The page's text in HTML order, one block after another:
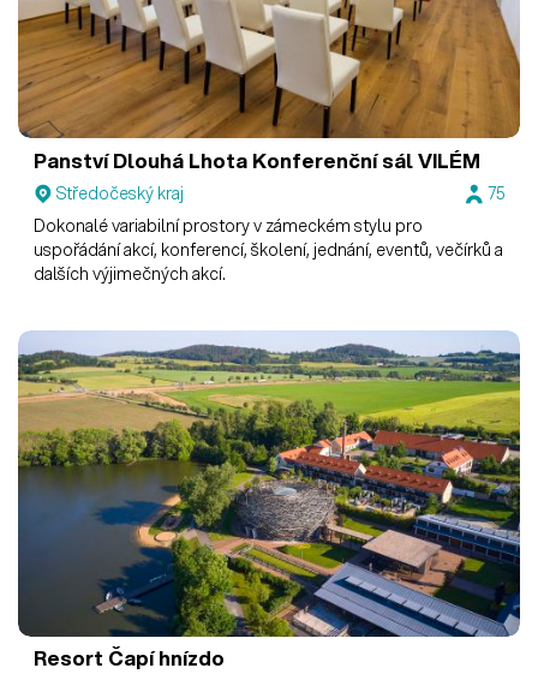
Panství Dlouhá Lhota Konferenční sál VILÉM
Středočeský kraj
75
Dokonalé variabilní prostory v zámeckém stylu pro
uspořádání akcí, konferencí, školení, jednání, eventů, večírků a
dalších výjimečných akcí.
Resort Čapí hnízdo